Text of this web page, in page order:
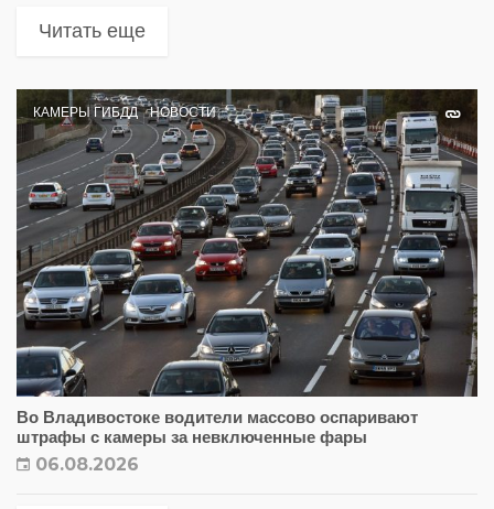
Читать еще
КАМЕРЫ ГИБДД НОВОСТИ
Во Владивостоке водители массово оспаривают
штрафы с камеры за невключенные фары
06.08.2026